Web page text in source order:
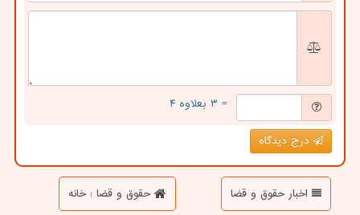
= ۳ بعلاوه ۴
درج دیدگاه
اخبار حقوق و قضا حقوق و قضا : خانه